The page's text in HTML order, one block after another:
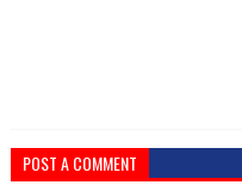
POST A COMMENT